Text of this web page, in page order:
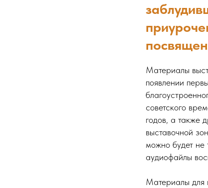
Материалы
появлении
советского
годов, а также
выставочной
можно будет не
аудиофайлы
Материалы для